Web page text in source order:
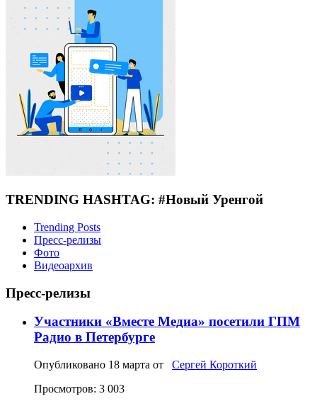
TRENDING HASHTAG: #Новый Уренгой
Trending Posts
Пресс-релизы
Фото
Видеоархив
Пресс-релизы
Участники «Вместе Медиа» посетили ГПМ
Радио в Петербурге
Опубликовано 18 марта от Сергей Короткий
Просмотров: 3 003